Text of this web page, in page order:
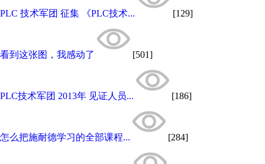
PLC 技术军团 征集 《PLC技术... [129]
看到这张图，我感动了 [501]
PLC技术军团 2013年 见证人员... [186]
怎么把施耐德学习的全部课程... [284]